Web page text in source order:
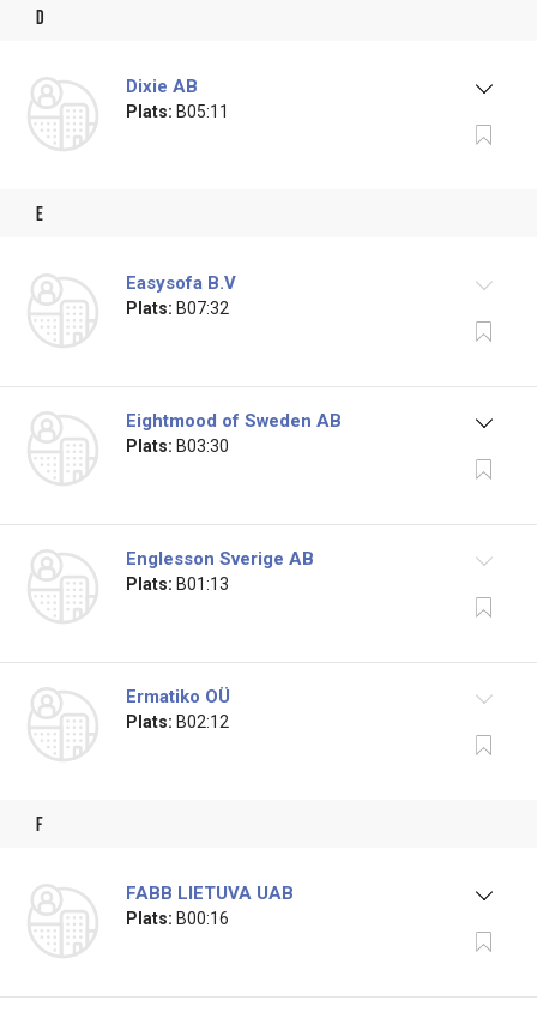
d
Dixie AB
Plats: B05:11
e
Easysofa B.V
Plats: B07:32
Eightmood of Sweden AB
Plats: B03:30
Englesson Sverige AB
Plats: B01:13
Ermatiko OÜ
Plats: B02:12
f
FABB LIETUVA UAB
Plats: B00:16